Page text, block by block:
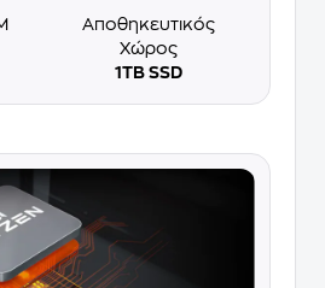
Αποθηκευτικός
Χώρος
1TB SSD